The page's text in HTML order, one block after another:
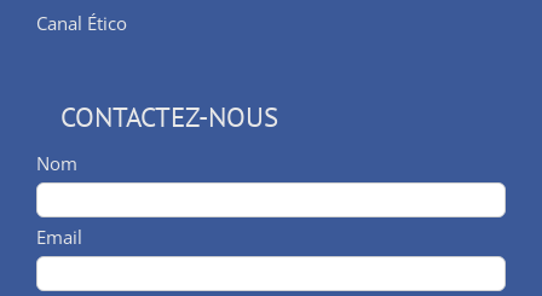
Canal Ético
CONTACTEZ-NOUS
Nom
Email